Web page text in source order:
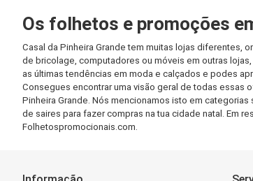
Os folhetos e promoções
Casal da Pinheira Grande tem muitas lojas diferentes,
de bricolage, computadores ou móveis em outras
as últimas tendências em moda e calçados e podes
Consegues encontrar uma visão geral de todas
Pinheira Grande. Nós mencionamos isto em
de saires para fazer compras na tua cidade natal. Em
Folhetospromocionais.com.